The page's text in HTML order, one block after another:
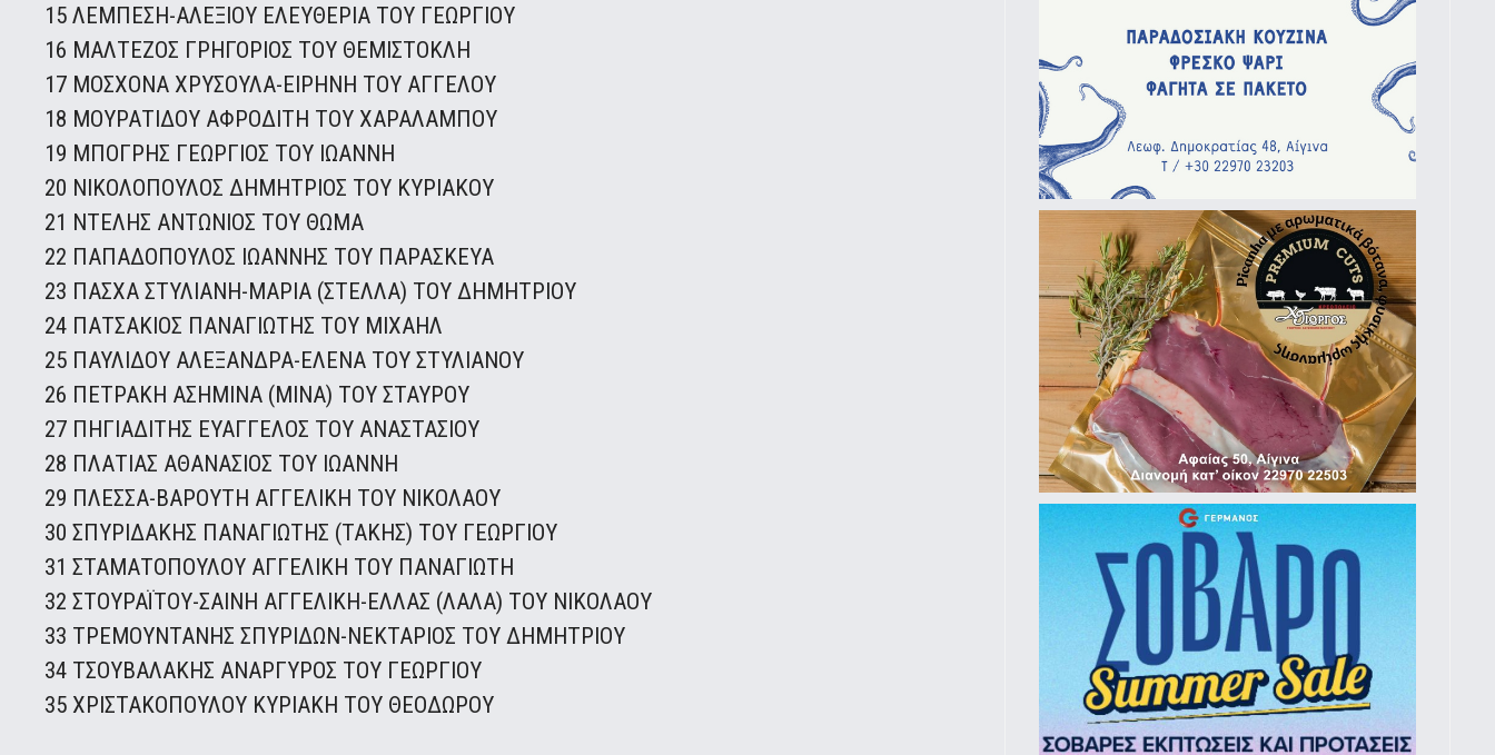
15 ΛΕΜΠΕΣΗ-ΑΛΕΞΙΟΥ ΕΛΕΥΘΕΡΙΑ ΤΟΥ ΓΕΩΡΓΙΟΥ
16 ΜΑΛΤΕΖΟΣ ΓΡΗΓΟΡΙΟΣ ΤΟΥ ΘΕΜΙΣΤΟΚΛΗ
17 ΜΟΣΧΟΝΑ ΧΡΥΣΟΥΛΑ-ΕΙΡΗΝΗ ΤΟΥ ΑΓΓΕΛΟΥ
18 ΜΟΥΡΑΤΙΔΟΥ ΑΦΡΟΔΙΤΗ ΤΟΥ ΧΑΡΑΛΑΜΠΟΥ
19 ΜΠΟΓΡΗΣ ΓΕΩΡΓΙΟΣ ΤΟΥ ΙΩΑΝΝΗ
20 ΝΙΚΟΛΟΠΟΥΛΟΣ ΔΗΜΗΤΡΙΟΣ ΤΟΥ ΚΥΡΙΑΚΟΥ
21 ΝΤΕΛΗΣ ΑΝΤΩΝΙΟΣ ΤΟΥ ΘΩΜΑ
22 ΠΑΠΑΔΟΠΟΥΛΟΣ ΙΩΑΝΝΗΣ ΤΟΥ ΠΑΡΑΣΚΕΥΑ
23 ΠΑΣΧΑ ΣΤΥΛΙΑΝΗ-ΜΑΡΙΑ (ΣΤΕΛΛΑ) ΤΟΥ ΔΗΜΗΤΡΙΟΥ
24 ΠΑΤΣΑΚΙΟΣ ΠΑΝΑΓΙΩΤΗΣ ΤΟΥ ΜΙΧΑΗΛ
25 ΠΑΥΛΙΔΟΥ ΑΛΕΞΑΝΔΡΑ-ΕΛΕΝΑ ΤΟΥ ΣΤΥΛΙΑΝΟΥ
26 ΠΕΤΡΑΚΗ ΑΣΗΜΙΝΑ (ΜΙΝΑ) ΤΟΥ ΣΤΑΥΡΟΥ
27 ΠΗΓΙΑΔΙΤΗΣ ΕΥΑΓΓΕΛΟΣ ΤΟΥ ΑΝΑΣΤΑΣΙΟΥ
28 ΠΛΑΤΙΑΣ ΑΘΑΝΑΣΙΟΣ ΤΟΥ ΙΩΑΝΝΗ
29 ΠΛΕΣΣΑ-ΒΑΡΟΥΤΗ ΑΓΓΕΛΙΚΗ ΤΟΥ ΝΙΚΟΛΑΟΥ
30 ΣΠΥΡΙΔΑΚΗΣ ΠΑΝΑΓΙΩΤΗΣ (ΤΑΚΗΣ) ΤΟΥ ΓΕΩΡΓΙΟΥ
31 ΣΤΑΜΑΤΟΠΟΥΛΟΥ ΑΓΓΕΛΙΚΗ ΤΟΥ ΠΑΝΑΓΙΩΤΗ
32 ΣΤΟΥΡΑΪΤΟΥ-ΣΑINH ΑΓΓΕΛΙΚΗ-ΕΛΛΑΣ (ΛΑΛΑ) ΤΟΥ ΝΙΚΟΛΑΟΥ
33 ΤΡΕΜΟΥΝΤΑΝΗΣ ΣΠΥΡΙΔΩΝ-ΝΕΚΤΑΡΙΟΣ ΤΟΥ ΔΗΜΗΤΡΙΟΥ
34 ΤΣΟΥΒΑΛΑΚΗΣ ΑΝΑΡΓΥΡΟΣ ΤΟΥ ΓΕΩΡΓΙΟΥ
35 ΧΡΙΣΤΑΚΟΠΟΥΛΟΥ ΚΥΡΙΑΚΗ ΤΟΥ ΘΕΟΔΩΡΟΥ